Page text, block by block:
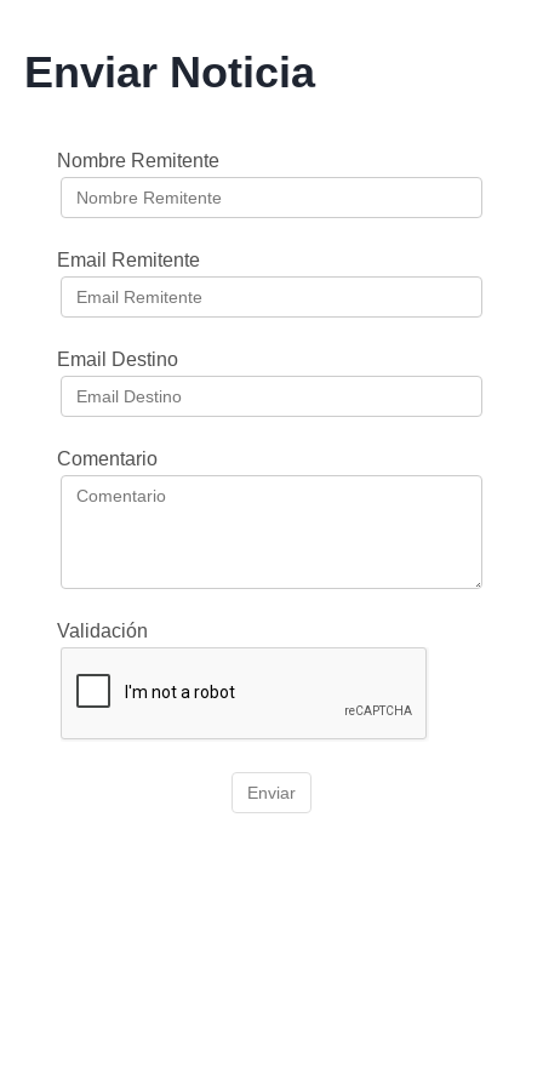
Enviar Noticia
Nombre Remitente
Email Remitente
Email Destino
Comentario
Validación